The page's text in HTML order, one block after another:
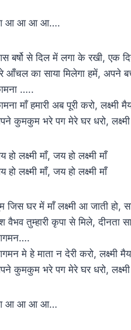
आ आ आ आ….
बर्षो से दिल में लगा के रखी, एक
आँचल का साया मिलेगा हमें, अपने
…..
माँ हमारी अब पूरी करो, लक्ष्मी
कुमकुम भरे पग मेरे घर धरो,
हो लक्ष्मी माँ, जय हो लक्ष्मी माँ
हो लक्ष्मी माँ, जय हो लक्ष्मी माँ
जिस घर में माँ लक्ष्मी आ जाती हो,
वैभव तुम्हारी कृपा से मिले, दीनता
मे हे माता न देरी करो, लक्ष्मी
कुमकुम भरे पग मेरे घर धरो,
आ आ आ आ…